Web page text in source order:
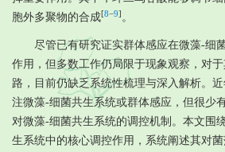
胞外多聚物的合成[8−9] 。
尽管已有研究证实群体感应在微藻-细
作用，但多数工作仍局限于现象观察，对
路，目前仍缺乏系统性梳理与深入解析。
注微藻-细菌共生系统或群体感应，但很少
对微藻-细菌共生系统的调控机制。本文围
生系统中的核心调控作用，系统阐述其对